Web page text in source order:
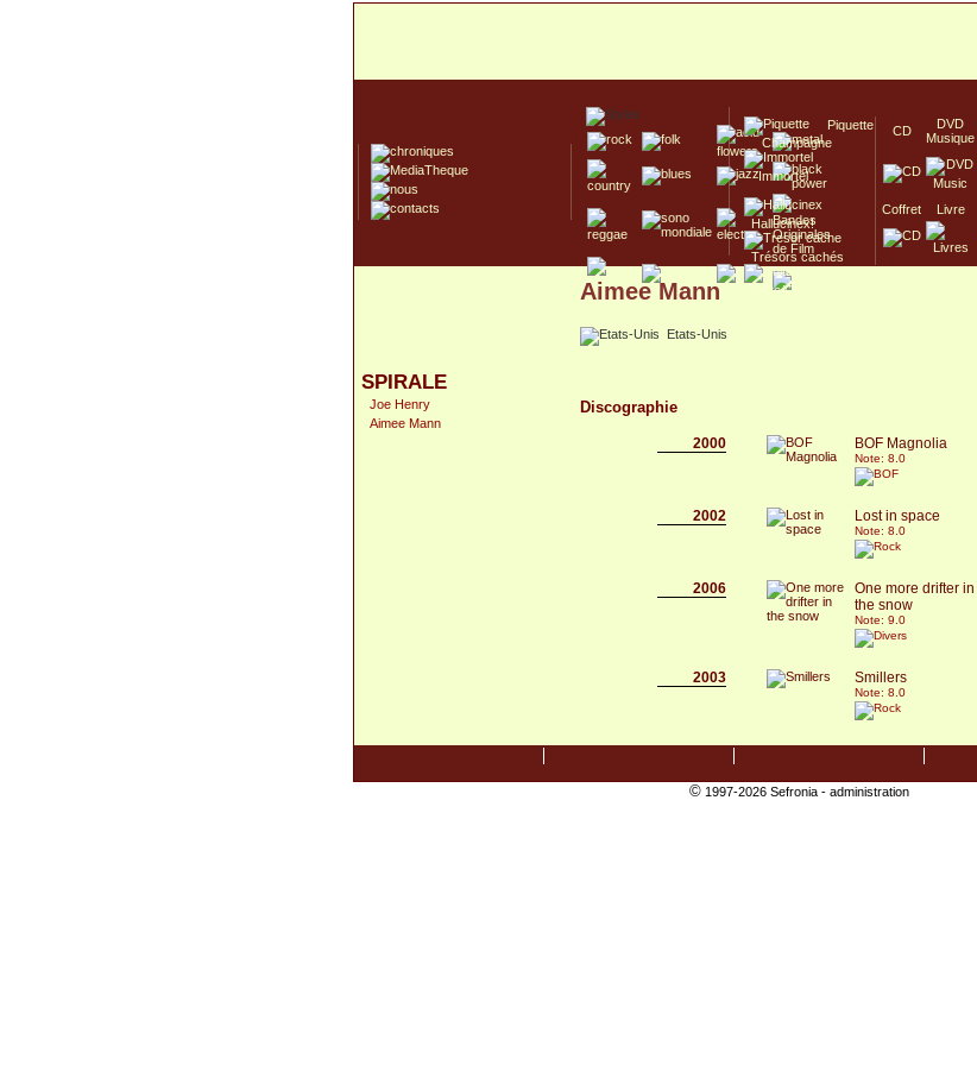
Piquette
Champagne
Immortel
Hallucinex!
Trésors cachés
Culte/Collector
CD
DVD
Musique
Coffret Livre
SPIRALE
Joe Henry
Aimee Mann
Aimee Mann
Etats-Unis
Discographie
2000 BOF Magnolia
Note: 8.0
2002 Lost in space
Note: 8.0
2006
One more drifter in
the snow
Note: 9.0
2003 Smillers
Note: 8.0
©1997-2026 Sefronia - administration